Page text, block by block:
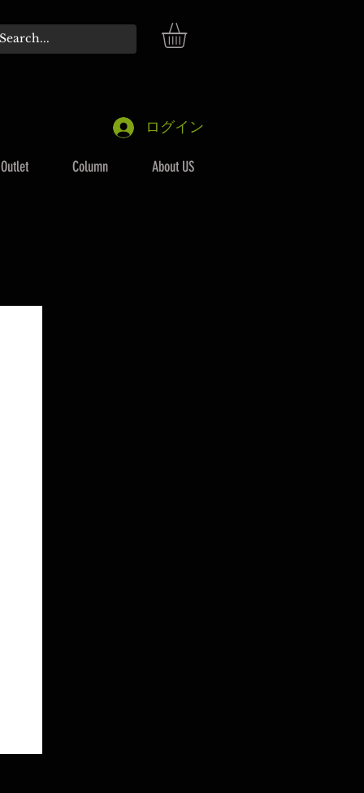
ログイン
Outlet Column About US